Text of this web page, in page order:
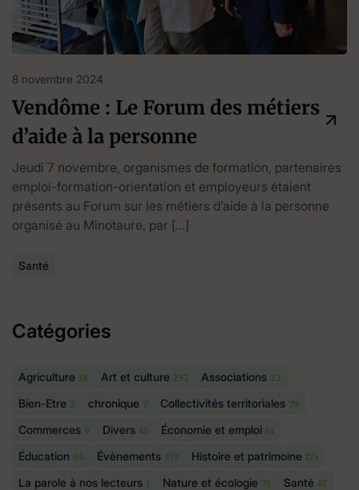
8 novembre 2024
Vendôme : Le Forum des métiers
d’aide à la personne
Jeudi 7 novembre, organismes de formation, partenaires
emploi-formation-orientation et employeurs étaient
présents au Forum sur les métiers d’aide à la personne
organisé au Minotaure, par […]
Santé
Catégories
Agriculture 18 Art et culture 257 Associations 22
Bien-Etre 2 chronique 7 Collectivités territoriales 79
Commerces 9 Divers 45 Économie et emploi 61
Éducation 94 Évènements 373 Histoire et patrimoine 175
La parole à nos lecteurs 1 Nature et écologie 75 Santé 47